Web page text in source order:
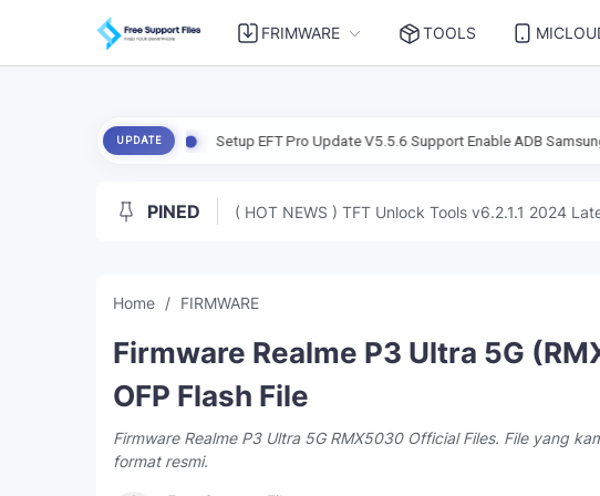
FRIMWARE TOOLS
UPDATE
Setup EFT Pro Update V5.5.6 Support Enable ADB Samsung Download
PINED ( HOT NEWS ) TFT Unlock Tools v6.2.1.1 2024
Home FIRMWARE
Firmware Realme P3 Ultra 5G
OFP Flash File
Firmware Realme P3 Ultra 5G RMX5030 Official Files. File yang
format resmi.